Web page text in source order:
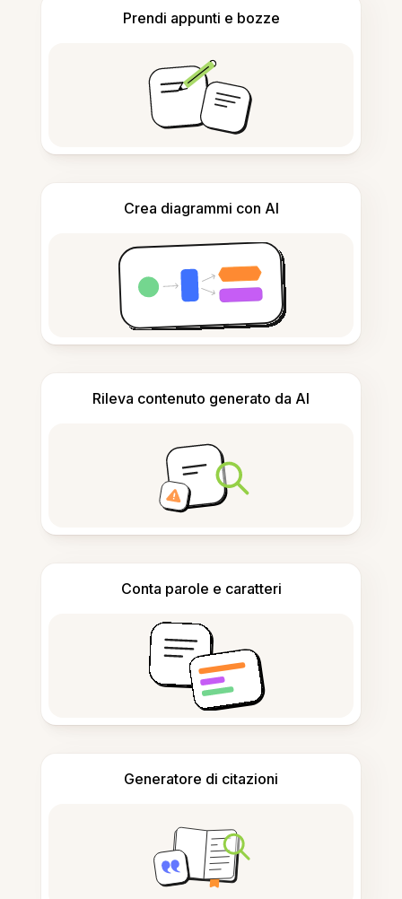
Prendi appunti e bozze
Crea diagrammi con AI
Rileva contenuto generato da AI
Conta parole e caratteri
Generatore di citazioni